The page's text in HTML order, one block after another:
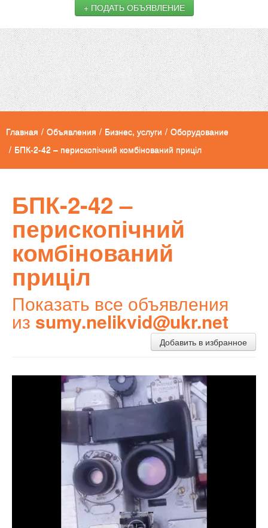
+ ПОДАТЬ ОБЪЯВЛЕНИЕ
Главная / Объявления / Бизнес, услуги / Оборудование
/ БПК-2-42 – перископічний комбінований приціл
БПК-2-42 –
перископічний
комбінований
приціл
Показать все объявления
из sumy.nelikvid@ukr.net
Добавить в избранное